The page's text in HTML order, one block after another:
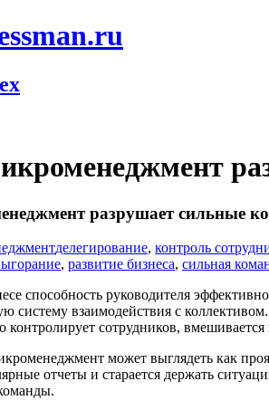
разрушает сильные
делегирование, контроль
, развитие бизнеса, сильная
способность руководителя
систему взаимодействия с
контролирует сотрудников,
может выглядеть как
отчеты и старается держать